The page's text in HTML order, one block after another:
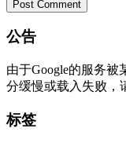
公告
由于Google的服务
分缓慢或载入失败，
标签